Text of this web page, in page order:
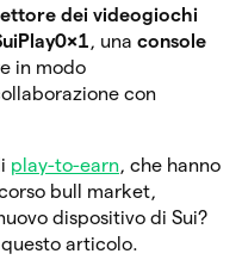
dei videogiochi
, una console
in modo
con
play-to-earn, che hanno
bull market,
dispositivo di Sui?
articolo.